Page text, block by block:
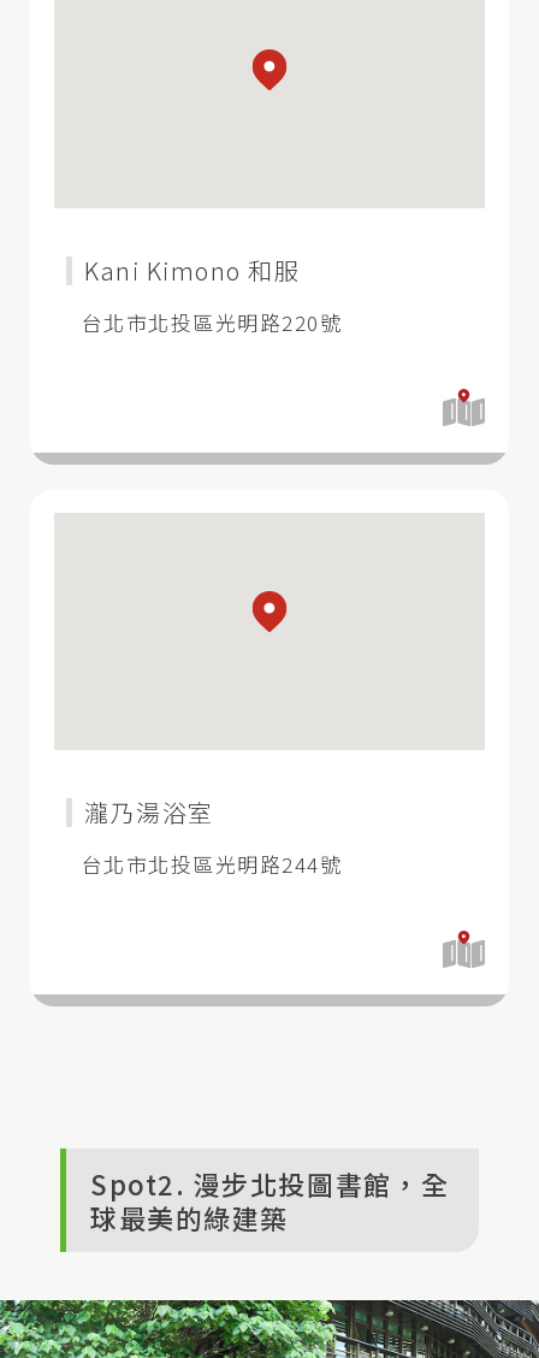
Kani Kimono 和服
台北市北投區光明路220號
開
圖
瀧乃湯浴室
台北市北投區光明路244號
開
Spot2. 漫步北投圖書館，全
球最美的綠建築